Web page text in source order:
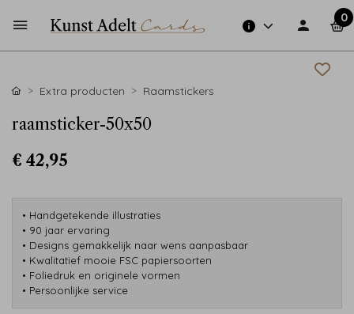
0
Extra producten Raamstickers
raamsticker-50x50
€ 42,95
• Handgetekende illustraties
• 90 jaar ervaring
• Designs gemakkelijk naar wens aanpasbaar
• Kwalitatief mooie FSC papiersoorten
• Foliedruk en originele vormen
• Persoonlijke service